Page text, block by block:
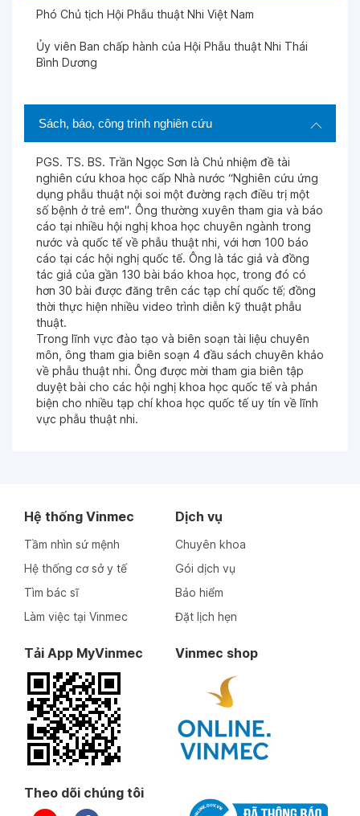
Phó Chủ tịch Hội Phẫu thuật Nhi Việt Nam
Ủy viên Ban chấp hành của Hội Phẫu thuật Nhi Thái
Bình Dương
Sách, báo, công trình nghiên cứu
PGS. TS. BS. Trần Ngọc Sơn là Chủ nhiệm đề tài
nghiên cứu khoa học cấp Nhà nước “Nghiên cứu ứng
dụng phẫu thuật nội soi một đường rạch điều trị một
số bệnh ở trẻ em". Ông thường xuyên tham gia và báo
cáo tại nhiều hội nghị khoa học chuyên ngành trong
nước và quốc tế về phẫu thuật nhi, với hơn 100 báo
cáo tại các hội nghị quốc tế. Ông là tác giả và đồng
tác giả của gần 130 bài báo khoa học, trong đó có
hơn 30 bài được đăng trên các tạp chí quốc tế; đồng
thời thực hiện nhiều video trình diễn kỹ thuật phẫu
thuật.
Trong lĩnh vực đào tạo và biên soạn tài liệu chuyên
môn, ông tham gia biên soạn 4 đầu sách chuyên khảo
về phẫu thuật nhi. Ông được mời tham gia biên tập
duyệt bài cho các hội nghị khoa học quốc tế và phản
biện cho nhiều tạp chí khoa học quốc tế uy tín về lĩnh
vực phẫu thuật nhi.
Hệ thống Vinmec
Tầm nhìn sứ mệnh
Hệ thống cơ sở y tế
Tìm bác sĩ
Làm việc tại Vinmec
Dịch vụ
Chuyên khoa
Gói dịch vụ
Bảo hiểm
Đặt lịch hẹn
Tải App MyVinmec Vinmec shop
Theo dõi chúng tôi